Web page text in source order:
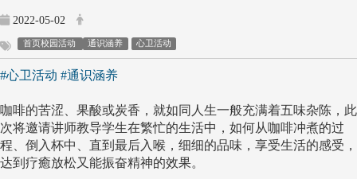
2022-05-02
首页校园活动 通识涵养 心卫活动
#心卫活动 #通识涵养
咖啡的苦涩、果酸或炭香，就如同人生一般充满着五味杂陈，此
次将邀请讲师教导学生在繁忙的生活中，如何从咖啡冲煮的过
程、倒入杯中、直到最后入喉，细细的品味，享受生活的感受，
达到疗癒放松又能振奋精神的效果。